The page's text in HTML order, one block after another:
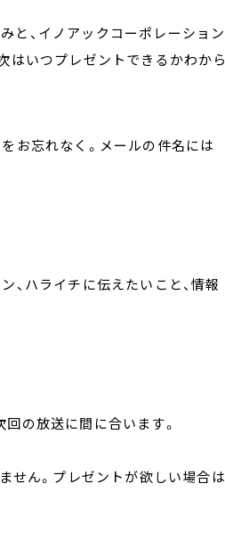
と、イノアックコーポレーション
はいつプレゼントできるかわから
お忘れなく。メールの件名には
、ハライチに伝えたいこと、情報
の放送に間に合います。
せん。プレゼントが欲しい場合は